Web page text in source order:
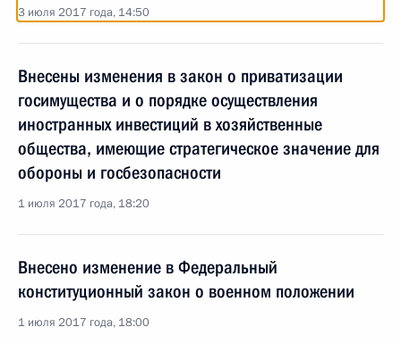
3 июля 2017 года, 14:50
Внесены изменения в закон о приватизации
госимущества и о порядке осуществления
иностранных инвестиций в хозяйственные
общества, имеющие стратегическое значение для
обороны и госбезопасности
1 июля 2017 года, 18:20
Внесено изменение в Федеральный
конституционный закон о военном положении
1 июля 2017 года, 18:00